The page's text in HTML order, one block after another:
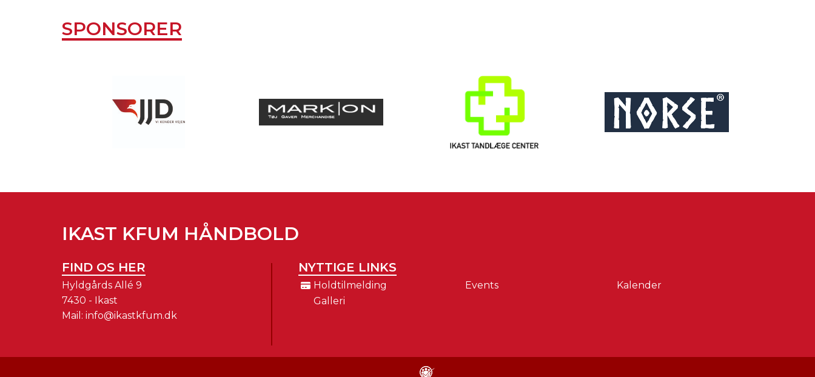
SPONSORER
IKAST KFUM HÅNDBOLD
FIND OS HER
Hyldgårds Allé 9
7430 - Ikast
Mail: info@ikastkfum.dk
NYTTIGE LINKS
Holdtilmelding Events
Kalender
Galleri